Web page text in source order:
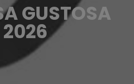
GUSTOSA
2026